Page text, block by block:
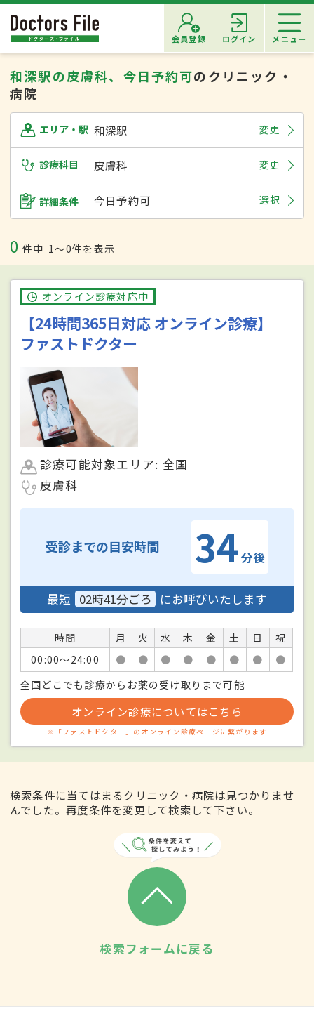
会員登録 ログイン メニュー
和深駅の皮膚科、今日予約可のクリニック・
病院
エリア・駅 和深駅 変更
診療科目 皮膚科 変更
詳細条件 今日予約可 選択
0 件中 1〜0件を表示
オンライン診療対応中
【24時間365日対応 オンライン診療】
ファストドクター
診療可能対象エリア: 全国
皮膚科
受診までの目安時間 34 分後
最短 02時41分ごろ にお呼びいたします
時間 月 火 水 木 金 土 日
祝
00:00〜24:00
● ● ● ● ● ● ●
●
全国どこでも診療からお薬の受け取りまで可能
オンライン診療についてはこちら
※「ファストドクター」のオンライン診療ページに繋がります
検索条件に当てはまるクリニック・病院は見つかりませ
んでした。再度条件を変更して検索して下さい。
検索フォームに戻る